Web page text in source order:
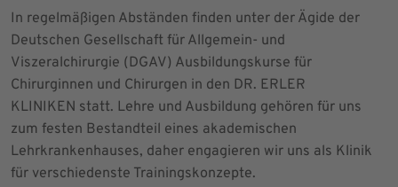
In regelmäßigen Abständen finden unter der Ägide der
Deutschen Gesellschaft für Allgemein- und
Viszeralchirurgie (DGAV) Ausbildungskurse für
Chirurginnen und Chirurgen in den DR. ERLER
KLINIKEN statt. Lehre und Ausbildung gehören für uns
zum festen Bestandteil eines akademischen
Lehrkrankenhauses, daher engagieren wir uns als Klinik
für verschiedenste Trainingskonzepte.